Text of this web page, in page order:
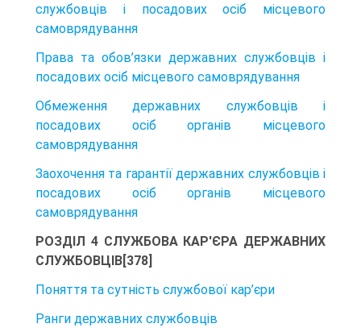
службовців і посадових осіб місцевого
самоврядування
Права та обов’язки державних службовців і
посадових осіб місцевого самоврядування
Обмеження державних службовців і
посадових осіб органів місцевого
самоврядування
Заохочення та гарантії державних службовців і
посадових осіб органів місцевого
самоврядування
РОЗДІЛ 4 СЛУЖБОВА КАР'ЄРА ДЕРЖАВНИХ
СЛУЖБОВЦІВ[378]
Поняття та сутність службової кар’єри
Ранги державних службовців